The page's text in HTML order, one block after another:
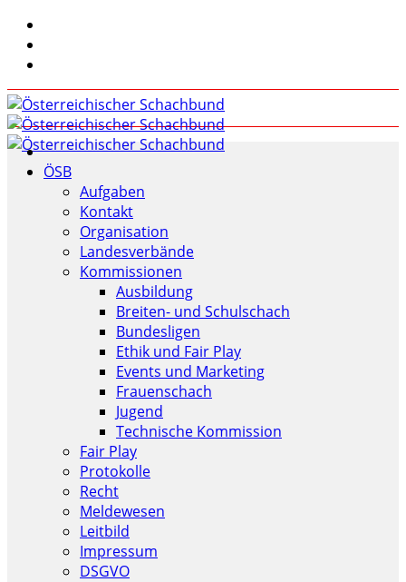
ÖSB
Aufgaben
Kontakt
Organisation
Landesverbände
Kommissionen
Ausbildung
Breiten- und Schulschach
Bundesligen
Ethik und Fair Play
Events und Marketing
Frauenschach
Jugend
Technische Kommission
Fair Play
Protokolle
Recht
Meldewesen
Leitbild
Impressum
DSGVO